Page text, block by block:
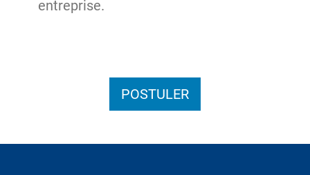
entreprise.
POSTULER